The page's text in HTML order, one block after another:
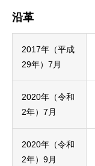
沿革
2017年（平成
29年）7月
2020年（令和
2年）7月
2020年（令和
2年）9月